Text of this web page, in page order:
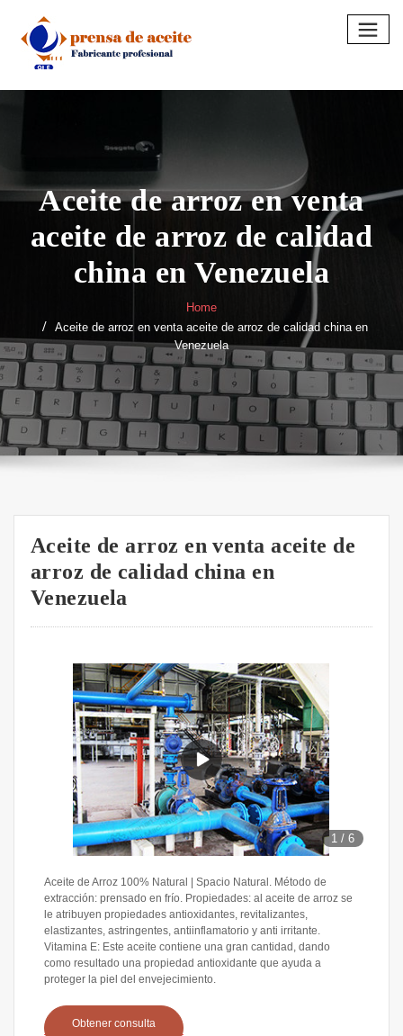
content
Aceite de arroz en venta
aceite de arroz de calidad
china en Venezuela
Home
Aceite de arroz en venta aceite de arroz de calidad china en
Venezuela
Aceite de arroz en venta aceite de
arroz de calidad china en
Venezuela
1 /6
Aceite de Arroz 100% Natural | Spacio Natural. Método de
extracción: prensado en frío. Propiedades: al aceite de arroz se
le atribuyen propiedades antioxidantes, revitalizantes,
elastizantes, astringentes, antiinflamatorio y anti irritante.
Vitamina E: Este aceite contiene una gran cantidad, dando
como resultado una propiedad antioxidante que ayuda a
proteger la piel del envejecimiento.
Obtener consulta